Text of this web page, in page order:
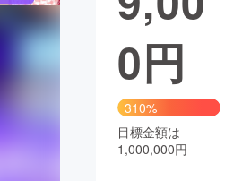
Good
CAMPFIRE Creation
納税
コミュニティ
0円
310%
目標金額は
1,000,000円